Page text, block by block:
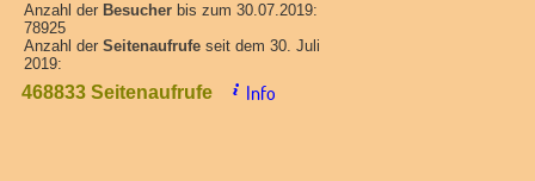
Anzahl der Besucher bis zum 30.07.2019:
78925
Anzahl der Seitenaufrufe seit dem 30. Juli
2019:
Info